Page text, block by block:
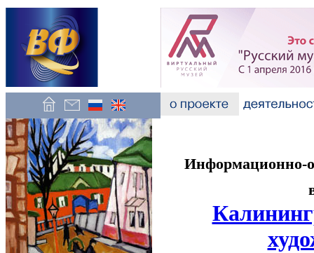
Информационно-